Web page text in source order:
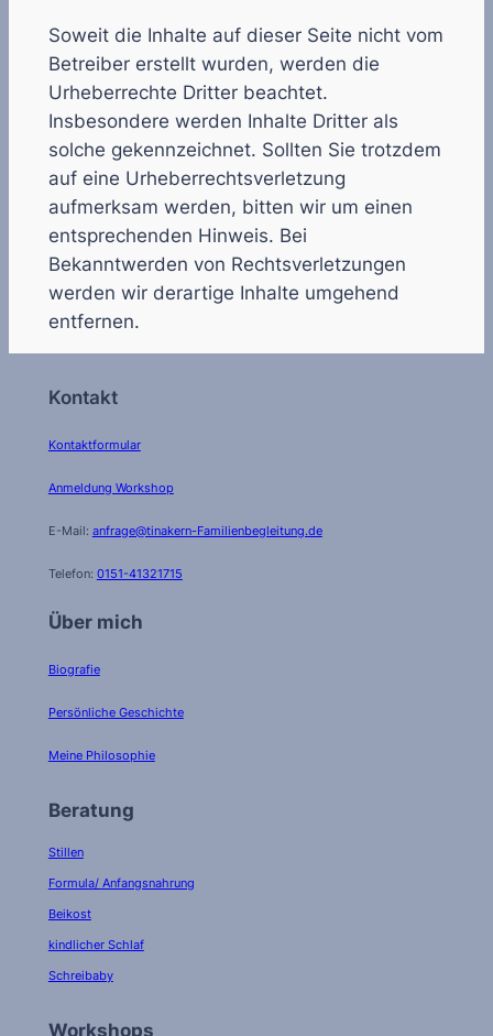
Soweit die Inhalte auf dieser Seite nicht vom
Betreiber erstellt wurden, werden die
Urheberrechte Dritter beachtet.
Insbesondere werden Inhalte Dritter als
solche gekennzeichnet. Sollten Sie trotzdem
auf eine Urheberrechtsverletzung
aufmerksam werden, bitten wir um einen
entsprechenden Hinweis. Bei
Bekanntwerden von Rechtsverletzungen
werden wir derartige Inhalte umgehend
entfernen.
Kontakt
Kontaktformular
Anmeldung Workshop
E-Mail: anfrage@tinakern-Familienbegleitung.de
Telefon: 0151-41321715
Über mich
Biografie
Persönliche Geschichte
Meine Philosophie
Beratung
Stillen
Formula/ Anfangsnahrung
Beikost
kindlicher Schlaf
Schreibaby
Workshops